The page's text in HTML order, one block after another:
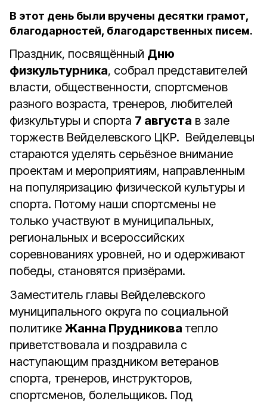
В этот день были вручены десятки грамот,
благодарностей, благодарственных писем.
Праздник, посвящённый Дню
физкультурника, собрал представителей
власти, общественности, спортсменов
разного возраста, тренеров, любителей
физкультуры и спорта 7 августа в зале
торжеств Вейделевского ЦКР. Вейделевцы
стараются уделять серьёзное внимание
проектам и мероприятиям, направленным
на популяризацию физической культуры и
спорта. Потому наши спортсмены не
только участвуют в муниципальных,
региональных и всероссийских
соревнованиях уровней, но и одерживают
победы, становятся призёрами.
Заместитель главы Вейделевского
муниципального округа по социальной
политике Жанна Прудникова тепло
приветствовала и поздравила с
наступающим праздником ветеранов
спорта, тренеров, инструкторов,
спортсменов, болельщиков. Под